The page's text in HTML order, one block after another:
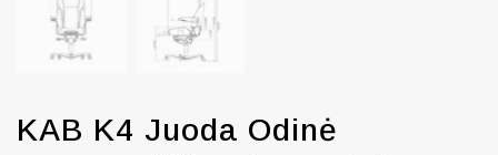
KAB K4 Juoda Odinė